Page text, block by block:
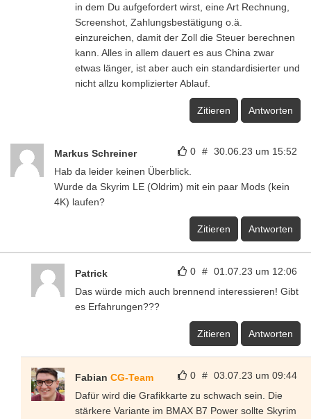
in dem Du aufgefordert wirst, eine Art Rechnung,
Screenshot, Zahlungsbestätigung o.ä.
einzureichen, damit der Zoll die Steuer berechnen
kann. Alles in allem dauert es aus China zwar
etwas länger, ist aber auch ein standardisierter und
nicht allzu komplizierter Ablauf.
Zitieren Antworten
0 # 30.06.23 um 15:52
Markus Schreiner
Hab da leider keinen Überblick.
Wurde da Skyrim LE (Oldrim) mit ein paar Mods (kein
4K) laufen?
Zitieren Antworten
0 # 01.07.23 um 12:06
Patrick
Das würde mich auch brennend interessieren! Gibt
es Erfahrungen???
Zitieren Antworten
0 # 03.07.23 um 09:44
Fabian CG-Team
Dafür wird die Grafikkarte zu schwach sein. Die
stärkere Variante im BMAX B7 Power sollte Skyrim